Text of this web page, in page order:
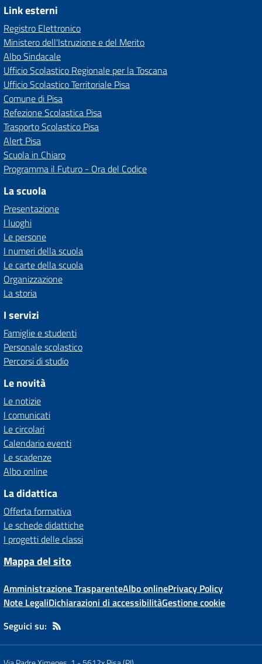
Link esterni
Registro Elettronico
Ministero dell'Istruzione e del Merito
Albo Sindacale
Ufficio Scolastico Regionale per la Toscana
Ufficio Scolastico Territoriale Pisa
Comune di Pisa
Refezione Scolastica Pisa
Trasporto Scolastico Pisa
Alert Pisa
Scuola in Chiaro
Programma il Futuro - Ora del Codice
La scuola
Presentazione
I luoghi
Le persone
I numeri della scuola
Le carte della scuola
Organizzazione
La storia
I servizi
Famiglie e studenti
Personale scolastico
Percorsi di studio
Le novità
Le notizie
I comunicati
Le circolari
Calendario eventi
Le scadenze
Albo online
La didattica
Offerta formativa
Le schede didattiche
I progetti delle classi
Mappa del sito
Amministrazione TrasparenteAlbo onlinePrivacy Policy
Note LegaliDichiarazioni di accessibilitàGestione cookie
Seguici su: